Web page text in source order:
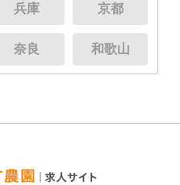
兵庫 京都
奈良 和歌山